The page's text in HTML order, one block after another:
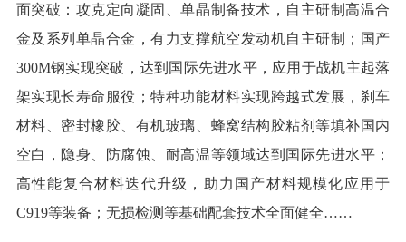
面突破：攻克定向凝固、单晶制备技术，自主研制高温合
金及系列单晶合金，有力支撑航空发动机自主研制；国产
300M钢实现突破，达到国际先进水平，应用于战机主起落
架实现长寿命服役；特种功能材料实现跨越式发展，刹车
材料、密封橡胶、有机玻璃、蜂窝结构胶粘剂等填补国内
空白，隐身、防腐蚀、耐高温等领域达到国际先进水平；
高性能复合材料迭代升级，助力国产材料规模化应用于
C919等装备；无损检测等基础配套技术全面健全……